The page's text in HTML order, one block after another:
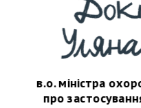
в.о. міністра
про